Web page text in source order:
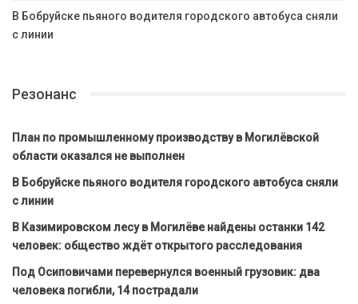
В Бобруйске пьяного водителя городского автобуса сняли
с линии
Резонанс
План по промышленному производству в Могилёвской
области оказался не выполнен
В Бобруйске пьяного водителя городского автобуса сняли
с линии
В Казимировском лесу в Могилёве найдены останки 142
человек: общество ждёт открытого расследования
Под Осиповичами перевернулся военный грузовик: два
человека погибли, 14 пострадали